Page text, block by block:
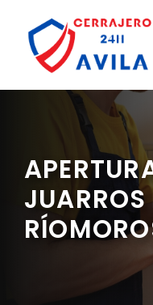
contenido
JUARROS